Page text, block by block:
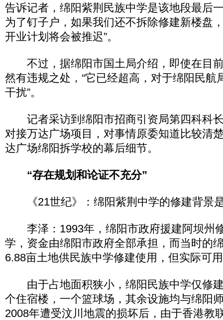
告诉记者，绵阳紫荆民族中学是该地段最后
为了钉子户，如果我们还不拆除修建新楼盘
开业计划将会被推迟”。
不过，据绵阳市国土局介绍，即使在目
然有违规之处，“它已经超高，对于绵阳民航
干扰”。
记者采访到绵阳市招商引资局第四科科
对接万达广场项目，对事情原委知道比较清
达广场绵阳拆学校的幕后细节。
“存在规划和论证不充分”
《21世纪》：绵阳紫荆中学的修建背景
李泽：1993年，绵阳市政府援建阿坝州
学，资金由绵阳市政府全部承担，而当时的
6.88亩土地供民族中学修建使用，但实际可
由于占地面积狭小，绵阳民族中学仅修
个住宿楼，一个篮球场，其余设施均与绵阳
2008年遭受汶川地震的损坏后，由于香港教